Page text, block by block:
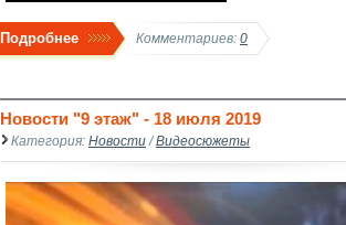
Подробнее Комментариев: 0
Новости "9 этаж" - 18 июля 2019
Категория: Новости /Видеосюжеты